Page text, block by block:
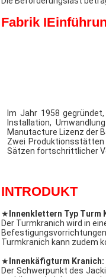
Fabrik I
Im Jahr 1958
Installation,
Manutacture Lizenz der
Zwei
Sätzen fortschrittlicher
INTRODUKT
★ Innenklettern Typ Turm
Der Turmkranich wird in
Turmkranich kann zudem